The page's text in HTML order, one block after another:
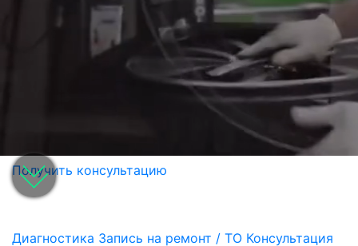
Получить консультацию
Диагностика Запись на ремонт / ТО Консультация